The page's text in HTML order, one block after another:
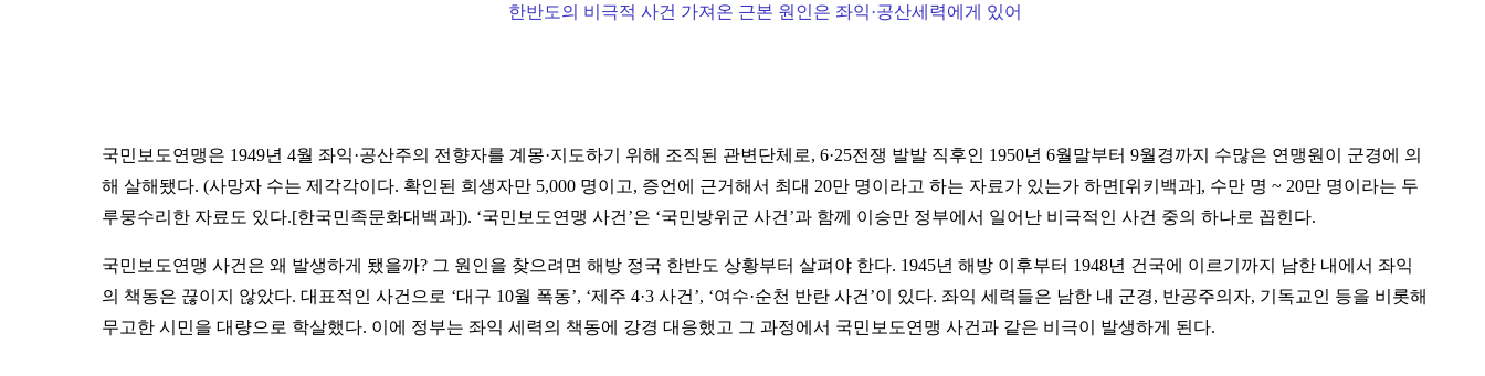
한반도의 비극적 사건 가져온 근본 원인은 좌익·공산세력에게 있어
국민보도연맹은 1949년 4월 좌익·공산주의 전향자를 계몽·지도하기 위해 조직된 관변단체로, 6·25전쟁 발발 직후인 1950년 6월말부터 9월경까지 수많은 연맹원이 군경에 의
해 살해됐다. (사망자 수는 제각각이다. 확인된 희생자만 5,000 명이고, 증언에 근거해서 최대 20만 명이라고 하는 자료가 있는가 하면[위키백과], 수만 명 ~ 20만 명이라는 두
루뭉수리한 자료도 있다.[한국민족문화대백과]). ‘국민보도연맹 사건’은 ‘국민방위군 사건’과 함께 이승만 정부에서 일어난 비극적인 사건 중의 하나로 꼽힌다.
국민보도연맹 사건은 왜 발생하게 됐을까? 그 원인을 찾으려면 해방 정국 한반도 상황부터 살펴야 한다. 1945년 해방 이후부터 1948년 건국에 이르기까지 남한 내에서 좌익
의 책동은 끊이지 않았다. 대표적인 사건으로 ‘대구 10월 폭동’, ‘제주 4·3 사건’, ‘여수·순천 반란 사건’이 있다. 좌익 세력들은 남한 내 군경, 반공주의자, 기독교인 등을 비롯해
무고한 시민을 대량으로 학살했다. 이에 정부는 좌익 세력의 책동에 강경 대응했고 그 과정에서 국민보도연맹 사건과 같은 비극이 발생하게 된다.